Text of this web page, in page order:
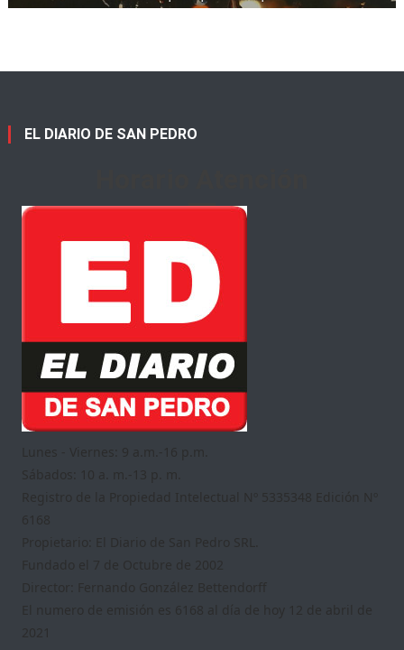
EL DIARIO DE SAN PEDRO
Lunes - Viernes: 9 a.m.-16 p.m.
Sábados: 10 a. m.-13 p. m.
Registro de la Propiedad Intelectual Nº 5335348 Edición Nº
6168
Propietario: El Diario de San Pedro SRL.
Fundado el 7 de Octubre de 2002
Director: Fernando González Bettendorff
El numero de emisión es 6168 al día de hoy 12 de abril de
2021